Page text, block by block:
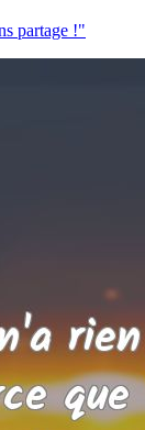
partage !"